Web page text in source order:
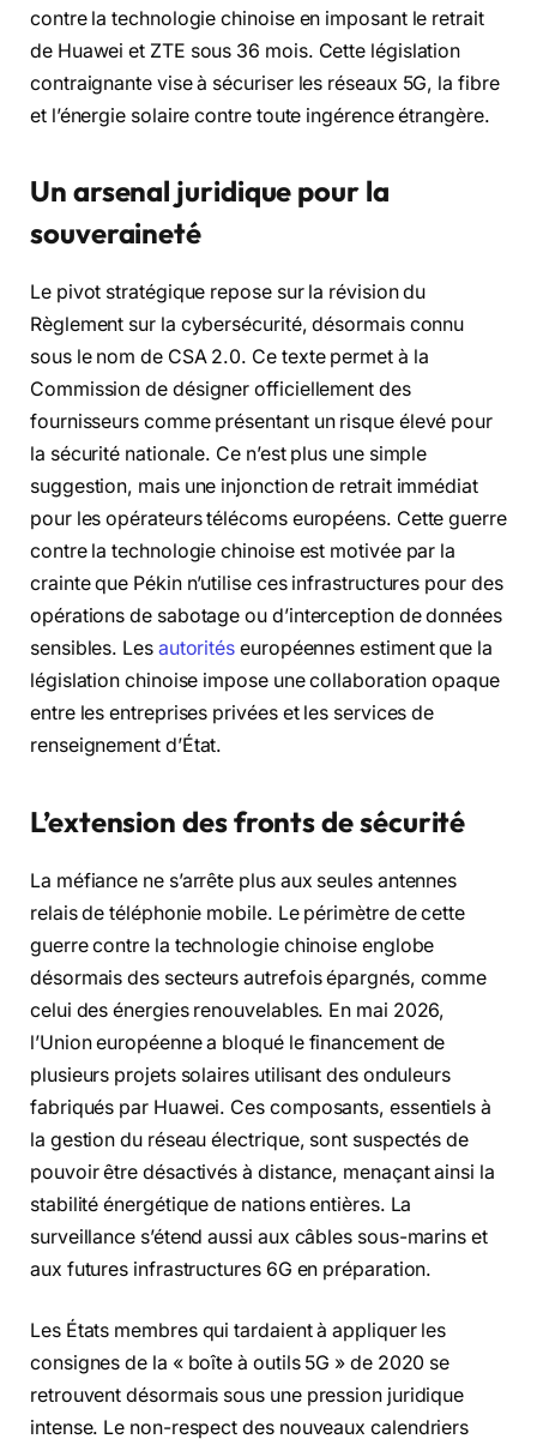
contre la technologie chinoise en imposant le retrait
de Huawei et ZTE sous 36 mois. Cette législation
contraignante vise à sécuriser les réseaux 5G, la fibre
et l’énergie solaire contre toute ingérence étrangère.
Un arsenal juridique pour la
souveraineté
Le pivot stratégique repose sur la révision du
Règlement sur la cybersécurité, désormais connu
sous le nom de CSA 2.0. Ce texte permet à la
Commission de désigner officiellement des
fournisseurs comme présentant un risque élevé pour
la sécurité nationale. Ce n’est plus une simple
suggestion, mais une injonction de retrait immédiat
pour les opérateurs télécoms européens. Cette guerre
contre la technologie chinoise est motivée par la
crainte que Pékin n’utilise ces infrastructures pour des
opérations de sabotage ou d’interception de données
sensibles. Les autorités européennes estiment que la
législation chinoise impose une collaboration opaque
entre les entreprises privées et les services de
renseignement d’État.
L’extension des fronts de sécurité
La méfiance ne s’arrête plus aux seules antennes
relais de téléphonie mobile. Le périmètre de cette
guerre contre la technologie chinoise englobe
désormais des secteurs autrefois épargnés, comme
celui des énergies renouvelables. En mai 2026,
l’Union européenne a bloqué le financement de
plusieurs projets solaires utilisant des onduleurs
fabriqués par Huawei. Ces composants, essentiels à
la gestion du réseau électrique, sont suspectés de
pouvoir être désactivés à distance, menaçant ainsi la
stabilité énergétique de nations entières. La
surveillance s’étend aussi aux câbles sous-marins et
aux futures infrastructures 6G en préparation.
Les États membres qui tardaient à appliquer les
consignes de la « boîte à outils 5G » de 2020 se
retrouvent désormais sous une pression juridique
intense. Le non-respect des nouveaux calendriers